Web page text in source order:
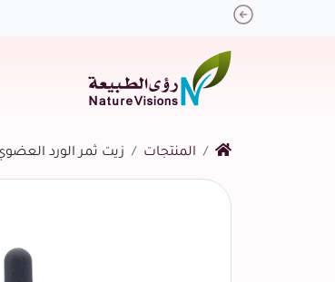
Previous
المنتجات زيت ثمر الورد